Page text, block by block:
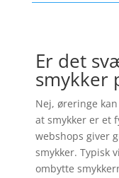
Er det
smykker
Nej, øreringe
at smykker er et
webshops giver
smykker. Typisk
ombytte